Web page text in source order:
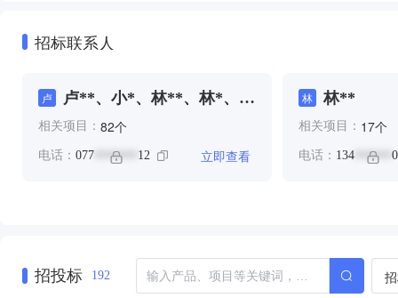
招标联系人
卢
卢**、小*、林**、林*、林
相关项目： 82个
电话： 077 ******* 12 立即查看
林 林**
相关项目： 17个
电话： 134******
招投标 192